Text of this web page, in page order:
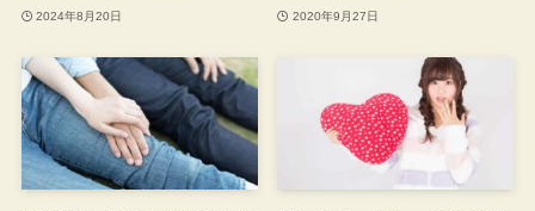
2024年8月20日 2020年9月27日